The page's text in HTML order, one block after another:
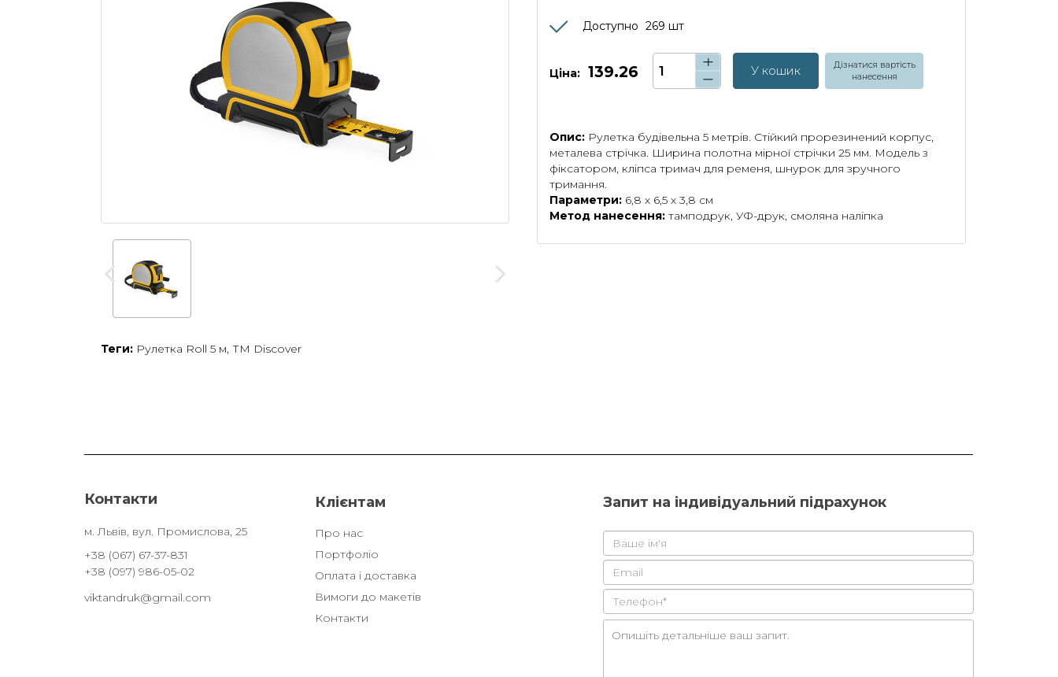
Доступно 269 шт
Ціна: 139.26 У кошик
Дізнатися вартість
нанесення
Опис: Рулетка будівельна 5 метрів. Стійкий прорезинений корпус,
металева стрічка. Ширина полотна мірної стрічки 25 мм. Модель з
фіксатором, кліпса тримач для ременя, шнурок для зручного
тримання.
Параметри: 6,8 х 6,5 х 3,8 см
Метод нанесення: тамподрук, УФ-друк, смоляна наліпка
Теги: Рулетка Roll 5 м, ТМ Discover
Контакти
м. Львів, вул. Промислова, 25
+38 (067) 67-37-831
+38 (097) 986-05-02
viktandruk@gmail.com
Клієнтам
Про нас
Портфоліо
Оплата і доставка
Вимоги до макетів
Контакти
Запит на індивідуальний підрахунок